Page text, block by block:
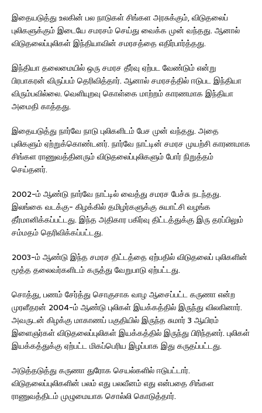
இதையடுத்து உலகின் பல நாடுகள் சிங்கள அரசுக்கும், விடுதலைப்
புலிகளுக்கும் இடையே சமரசம் செய்து வைக்க முன் வந்தது. ஆனால்
விடுதலைப்புலிகள் இந்தியாவின் சமரசத்தை எதிர்பார்த்தது.
இந்தியா தலைமையில் ஒரு சமரச தீர்வு ஏற்பட வேண்டும் என்று
பிரபாகரன் விருப்பம் தெரிவித்தார். ஆனால் சமரசத்தில் ஈடுபட இந்தியா
விரும்பவில்லை. வெளியுறவு கொள்கை மாற்றம் காரணமாக இந்தியா
அமைதி காத்தது.
இதையடுத்து நார்வே நாடு புலிகளிடம் பேச முன் வந்தது. அதை
புலிகளும் ஏற்றுக்கொண்டனர். நார்வே நாட்டின் சமரச முயற்சி காரணமாக
சிங்கள ராணுவத்தினரும் விடுதலைப்புலிகளும் போர் நிறுத்தம்
செய்தனர்.
2002-ம் ஆண்டு நார்வே நாட்டில் வைத்து சமரச பேச்சு நடந்தது.
இலங்கை வடக்கு- கிழக்கில் தமிழர்களுக்கு சுயாட்சி வழங்க
தீர்மானிக்கப்பட்டது. இந்த அதிகார பகிர்வு திட்டத்துக்கு இரு தரப்பிலும்
சம்மதம் தெரிவிக்கப்பட்டது.
2003-ம் ஆண்டு இந்த சமரச திட்டத்தை ஏற்பதில் விடுதலைப் புலிகளின்
மூத்த தலைவர்களிடம் கருத்து வேறுபாடு ஏற்பட்டது.
சொத்து, பணம் சேர்த்து சொகுசாக வாழ ஆசைப்பட்ட கருணா என்ற
முரளீதரன் 2004-ம் ஆண்டு புலிகள் இயக்கத்தில் இருந்து விலகினார்.
அவருடன் கிழக்கு மாகாணப் பகுதியில் இருந்த சுமார் 3 ஆயிரம்
இளைஞர்கள் விடுதலைப்புலிகள் இயக்கத்தில் இருந்து பிரிந்தனர். புலிகள்
இயக்கத்துக்கு ஏற்பட்ட மிகப்பெரிய இழப்பாக இது கருதப்பட்டது.
அடுத்தடுத்து கருணா துரோக செயல்களில் ஈடுபட்டார்.
விடுதலைப்புலிகளின் பலம் எது பலவீனம் எது என்பதை சிங்கள
ராணுவத்திடம் முழுமையாக சொல்லி கொடுத்தார்.